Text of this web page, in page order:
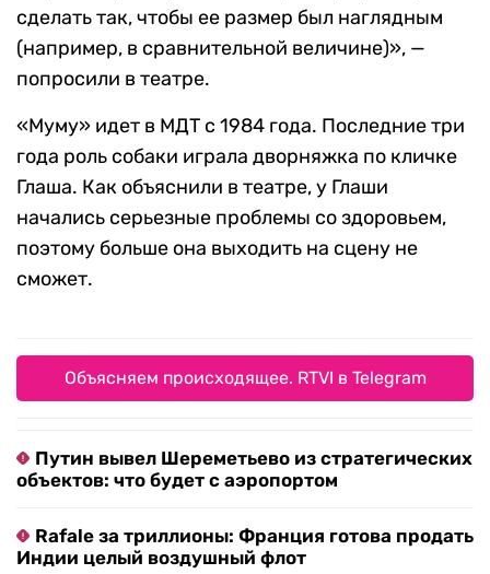
сделать так, чтобы ее размер был наглядным
(например, в сравнительной величине)», —
попросили в театре.
«Муму» идет в МДТ с 1984 года. Последние три
года роль собаки играла дворняжка по кличке
Глаша. Как объяснили в театре, у Глаши
начались серьезные проблемы со здоровьем,
поэтому больше она выходить на сцену не
сможет.
Объясняем происходящее. RTVI в Telegram
Путин вывел Шереметьево из стратегических
объектов: что будет с аэропортом
Rafale за триллионы: Франция готова продать
Индии целый воздушный флот